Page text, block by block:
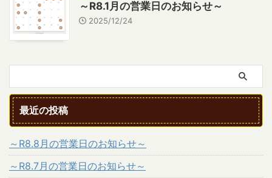
～R8.1月の営業日のお知らせ～
2025/12/24
最近の投稿
～R8.8月の営業日のお知らせ～
～R8.7月の営業日のお知らせ～